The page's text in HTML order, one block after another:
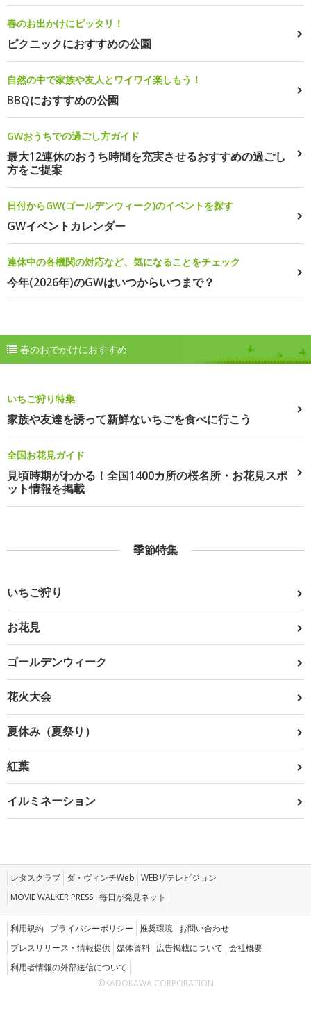
春のお出かけにピッタリ！
ピクニックにおすすめの公園
自然の中で家族や友人とワイワイ楽しもう！
BBQにおすすめの公園
GWおうちでの過ごし方ガイド
最大12連休のおうち時間を充実させるおすすめの過ごし
方をご提案
日付からGW(ゴールデンウィーク)のイベントを探す
GWイベントカレンダー
連休中の各機関の対応など、気になることをチェック
今年(2026年)のGWはいつからいつまで？
春のおでかけにおすすめ
いちご狩り特集
家族や友達を誘って新鮮ないちごを食べに行こう
全国お花見ガイド
見頃時期がわかる！全国1400カ所の桜名所・お花見スポ
ット情報を掲載
季節特集
いちご狩り
お花見
ゴールデンウィーク
花火大会
夏休み（夏祭り）
紅葉
イルミネーション
レタスクラブ ダ・ヴィンチWeb WEBザテレビジョン
MOVIE WALKER PRESS 毎日が発見ネット
利用規約 プライバシーポリシー 推奨環境 お問い合わせ
プレスリリース・情報提供 媒体資料 広告掲載について 会社概要
利用者情報の外部送信について
©KADOKAWA CORPORATION